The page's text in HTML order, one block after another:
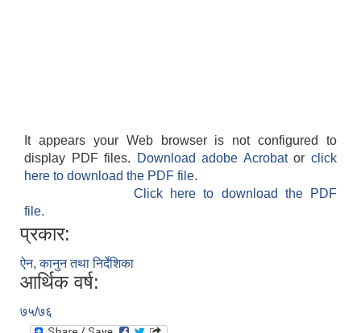
It appears your Web browser is not configured to
display PDF files.
Download adobe Acrobatorclick
here to download the PDF file.
Click here to download the PDF
file.
प्रकार:
ऐन, कानुन तथा निर्देशिका
आर्थिक वर्ष:
७५/७६